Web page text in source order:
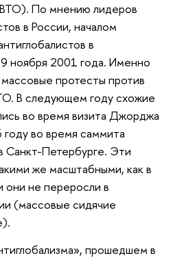
По мнению лидеров
в России, началом
в
ноября 2001 года. Именно
протесты против
В следующем году схожие
во время визита Джорджа
во время саммита
Санкт-Петербурге. Эти
же масштабными, как в
они не переросли в
(массовые сидячие
прошедшем в